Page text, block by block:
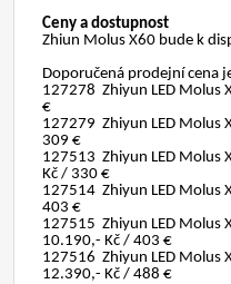
Ceny a dostupnost
Zhiun Molus X60 bude k
Doporučená prodejní cena
127278 Zhiyun LED Molus
€
127279 Zhiyun LED Molus
309 €
127513 Zhiyun LED Molus
Kč / 330 €
127514 Zhiyun LED Molus
403 €
127515 Zhiyun LED Molus
10.190,- Kč / 403 €
127516 Zhiyun LED Molus
12.390,- Kč / 488 €